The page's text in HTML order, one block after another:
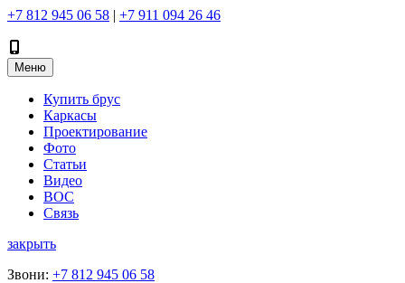
+7 812 945 06 58 | +7 911 094 26 46
Меню
Купить брус
Каркасы
Проектирование
Фото
Статьи
Видео
ВОС
Связь
закрыть
Звони: +7 812 945 06 58